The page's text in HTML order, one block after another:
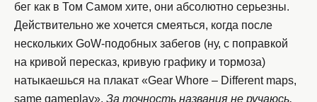
бег как в Том Самом хите, они абсолютно серьезны.
Действительно же хочется смеяться, когда после
нескольких GoW-подобных забегов (ну, с поправкой
на кривой пересказ, кривую графику и тормоза)
натыкаешься на плакат «Gear Whore – Different maps,
same gameplay». За точность названия не ручаюсь,